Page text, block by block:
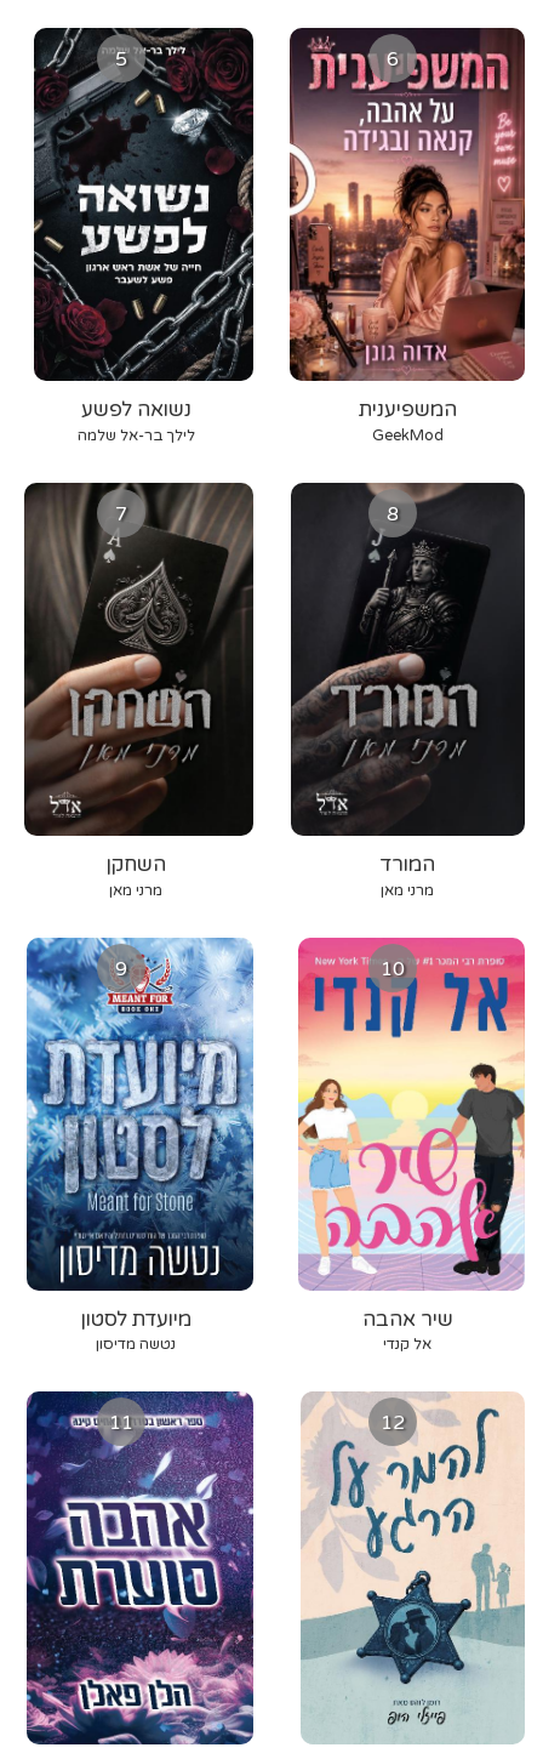
5
נשואה לפשע
לילך בר-אל שלמה
6
המשפיענית
GeekMod
7
השחקן
מרני מאן
8
המורד
מרני מאן
9
מיועדת לסטון
נטשה מדיסון
10
שיר אהבה
אל קנדי
11 12